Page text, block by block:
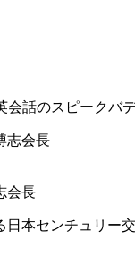
会話のスピークバ
会長
日本センチュリー